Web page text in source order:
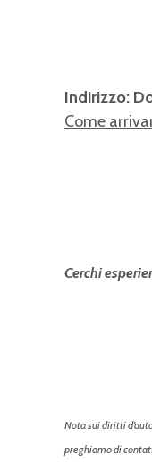
Indirizzo:
Come
Cerchi
Nota sui diritti
preghiamo di